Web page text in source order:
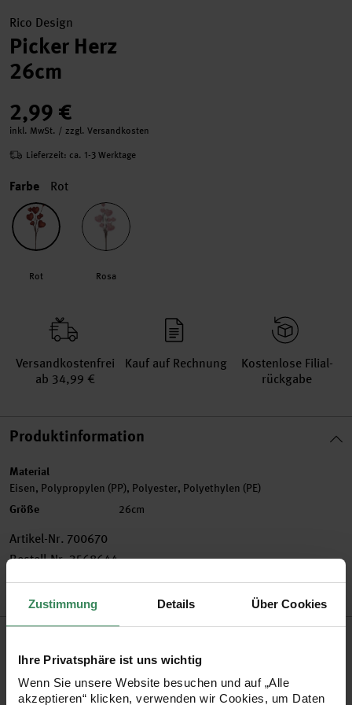
Zustimmung Details Über Cookies
Ihre Privatsphäre ist uns wichtig
Wenn Sie unsere Website besuchen und auf „Alle
akzeptieren“ klicken, verwenden wir Cookies, um Daten
Rico Design
Picker Herz
26cm
2,99 €
inkl. MwSt. / zzgl. Versandkosten
Lieferzeit: ca. 1-3 Werktage
Farbe Rot
Rot Rosa
Versand­kosten­frei
ab 34,99 €
Kauf auf Rechnung
Kosten­lose Filial­
rückgabe
Produktinformation
Material
Eisen, Polypropylen (PP), Polyester, Polyethylen (PE)
Größe 26cm
Artikel-Nr. 700670
Bestell-Nr.3568644
hervorragend zum Dekorieren von Vasen, Gestecken